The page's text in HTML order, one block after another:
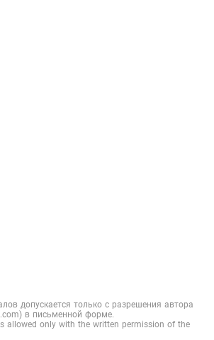
допускается только с разрешения автора
в письменной форме.
allowed only with the written permission of the